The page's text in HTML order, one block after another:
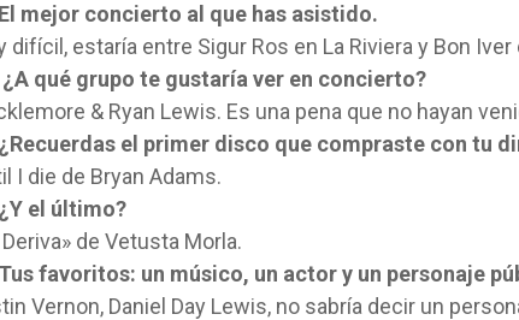
mejor concierto al que has asistido.
difícil, estaría entre Sigur Ros en La Riviera y Bon
qué grupo te gustaría ver en concierto?
& Ryan Lewis. Es una pena que no hayan
el primer disco que compraste con tu
I die de Bryan Adams.
el último?
Deriva» de Vetusta Morla.
favoritos: un músico, un actor y un personaje
Vernon, Daniel Day Lewis, no sabría decir un